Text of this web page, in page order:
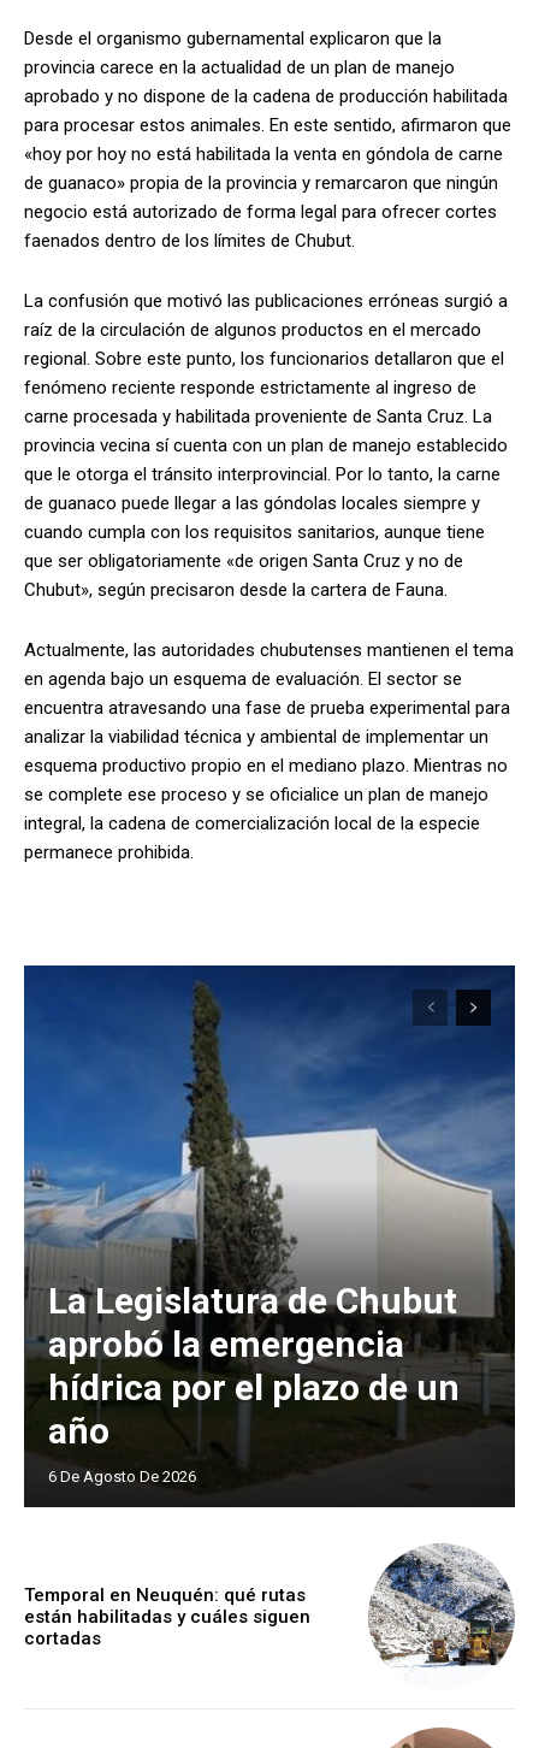
Desde el organismo gubernamental explicaron que la
provincia carece en la actualidad de un plan de manejo
aprobado y no dispone de la cadena de producción habilitada
para procesar estos animales. En este sentido, afirmaron que
«hoy por hoy no está habilitada la venta en góndola de carne
de guanaco» propia de la provincia y remarcaron que ningún
negocio está autorizado de forma legal para ofrecer cortes
faenados dentro de los límites de Chubut.
La confusión que motivó las publicaciones erróneas surgió a
raíz de la circulación de algunos productos en el mercado
regional. Sobre este punto, los funcionarios detallaron que el
fenómeno reciente responde estrictamente al ingreso de
carne procesada y habilitada proveniente de Santa Cruz. La
provincia vecina sí cuenta con un plan de manejo establecido
que le otorga el tránsito interprovincial. Por lo tanto, la carne
de guanaco puede llegar a las góndolas locales siempre y
cuando cumpla con los requisitos sanitarios, aunque tiene
que ser obligatoriamente «de origen Santa Cruz y no de
Chubut», según precisaron desde la cartera de Fauna.
Actualmente, las autoridades chubutenses mantienen el tema
en agenda bajo un esquema de evaluación. El sector se
encuentra atravesando una fase de prueba experimental para
analizar la viabilidad técnica y ambiental de implementar un
esquema productivo propio en el mediano plazo. Mientras no
se complete ese proceso y se oficialice un plan de manejo
integral, la cadena de comercialización local de la especie
permanece prohibida.
La Legislatura de Chubut
aprobó la emergencia
hídrica por el plazo de un
año
6 De Agosto De 2026
Temporal en Neuquén: qué rutas
están habilitadas y cuáles siguen
cortadas